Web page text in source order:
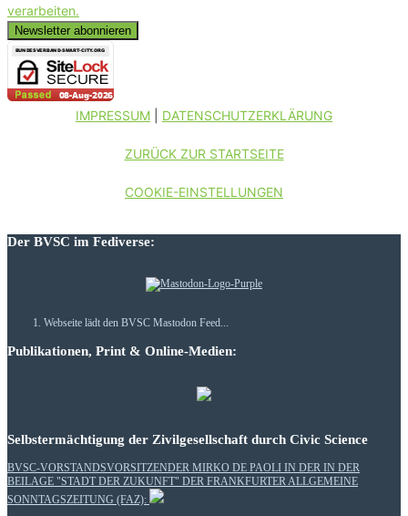
verarbeiten.
IMPRESSUM DATENSCHUTZERKLÄRUNG
ZURÜCK ZUR STARTSEITE
COOKIE-EINSTELLUNGEN
Der BVSC im Fediverse:
Webseite lädt den BVSC Mastodon Feed...
Publikationen, Print & Online-Medien:
Selbstermächtigung der Zivilgesellschaft durch Civic Science
BVSC-VORSTANDSVORSITZENDER MIRKO DE PAOLI IN DER IN DER
BEILAGE "STADT DER ZUKUNFT" DER FRANKFURTER ALLGEMEINE
SONNTAGSZEITUNG (FAZ):